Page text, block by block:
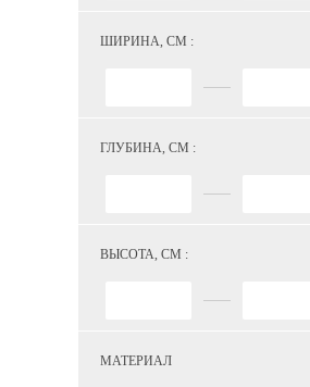
ШИРИНА, СМ :
ГЛУБИНА, СМ :
ВЫСОТА, СМ :
МАТЕРИАЛ